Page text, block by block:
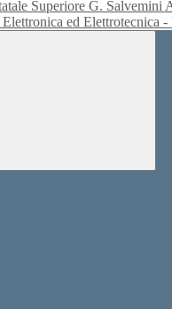
ed Elettrotecnica